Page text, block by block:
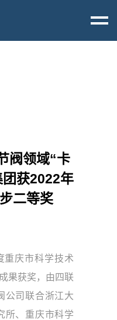
阀领域“卡
获2022年
二等奖
重庆市科学技术
果获奖，由四联
公司联合浙江大
所、重庆市科学